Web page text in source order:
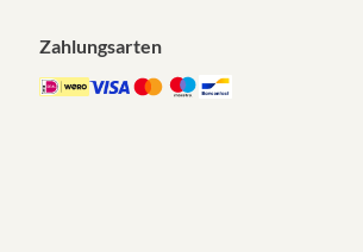
Zahlungsarten